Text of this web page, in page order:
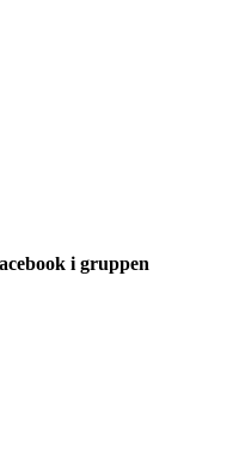
i gruppen